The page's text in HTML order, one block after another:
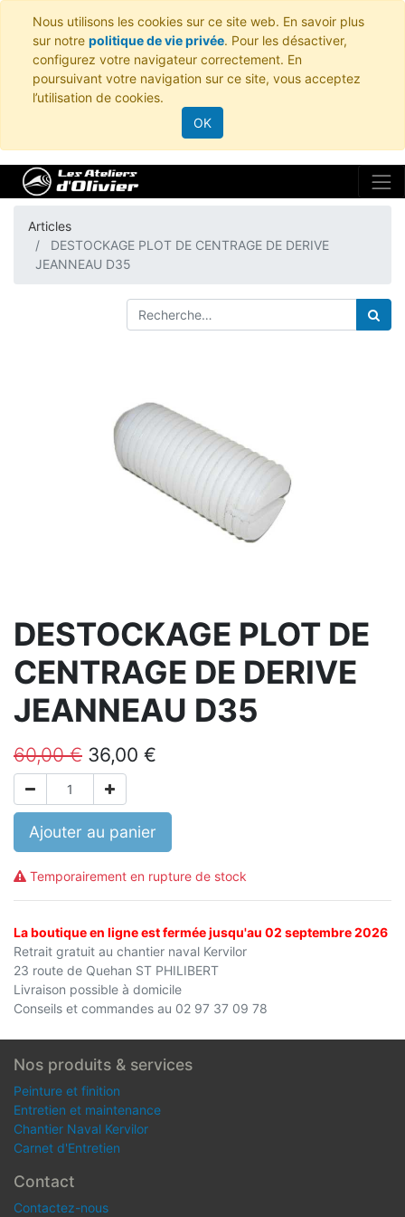
Nous utilisons les cookies sur ce site web. En savoir plus
sur notre politique de vie privée. Pour les désactiver,
configurez votre navigateur correctement. En
poursuivant votre navigation sur ce site, vous acceptez
l’utilisation de cookies.
OK
Articles
DESTOCKAGE PLOT DE CENTRAGE DE DERIVE
JEANNEAU D35
DESTOCKAGE PLOT DE
CENTRAGE DE DERIVE
JEANNEAU D35
60,00€ 36,00 €
Ajouter au panier
Temporairement en rupture de stock
La boutique en ligne est fermée jusqu'au 02 septembre 2026
Retrait gratuit au chantier naval Kervilor
23 route de Quehan ST PHILIBERT
Livraison possible à domicile
Conseils et commandes au 02 97 37 09 78
Nos produits & services
Peinture et finition
Entretien et maintenance
Chantier Naval Kervilor
Carnet d'Entretien
Contact
Contactez-nous